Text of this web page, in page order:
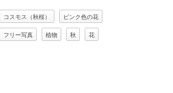
コスモス（秋桜） ピンク色の花
フリー写真 植物 秋 花